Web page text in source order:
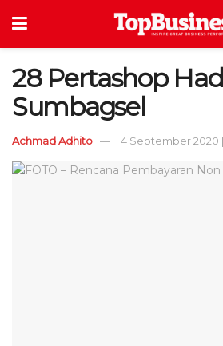
28 Pertashop
Sumbagsel
Achmad Adhito 4 September 2020 |